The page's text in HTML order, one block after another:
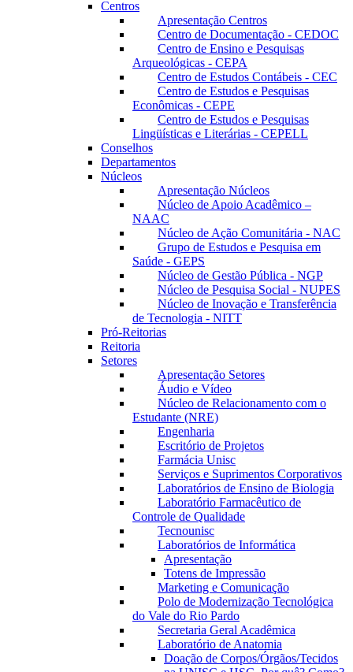
Centros
Apresentação Centros
Centro de Documentação - CEDOC
Centro de Ensino e Pesquisas
Arqueológicas - CEPA
Centro de Estudos Contábeis - CEC
Centro de Estudos e Pesquisas
Econômicas - CEPE
Centro de Estudos e Pesquisas
Lingüísticas e Literárias - CEPELL
Conselhos
Departamentos
Núcleos
Apresentação Núcleos
Núcleo de Apoio Acadêmico –
NAAC
Núcleo de Ação Comunitária - NAC
Grupo de Estudos e Pesquisa em
Saúde - GEPS
Núcleo de Gestão Pública - NGP
Núcleo de Pesquisa Social - NUPES
Núcleo de Inovação e Transferência
de Tecnologia - NITT
Pró-Reitorias
Reitoria
Setores
Apresentação Setores
Áudio e Vídeo
Núcleo de Relacionamento com o
Estudante (NRE)
Engenharia
Escritório de Projetos
Farmácia Unisc
Serviços e Suprimentos Corporativos
Laboratórios de Ensino de Biologia
Laboratório Farmacêutico de
Controle de Qualidade
Tecnounisc
Laboratórios de Informática
Apresentação
Totens de Impressão
Marketing e Comunicação
Polo de Modernização Tecnológica
do Vale do Rio Pardo
Secretaria Geral Acadêmica
Laboratório de Anatomia
Doação de Corpos/Órgãos/Tecidos